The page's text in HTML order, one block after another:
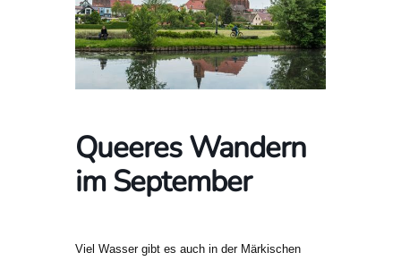
Queeres Wandern
im September
Viel Wasser gibt es auch in der Märkischen